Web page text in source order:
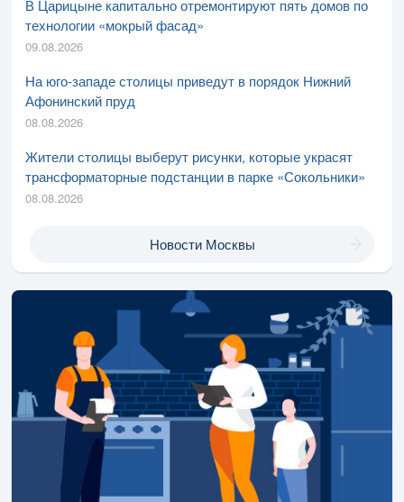
В Царицыне капитально отремонтируют пять домов по
технологии «мокрый фасад»
09.08.2026
На юго-западе столицы приведут в порядок Нижний
Афонинский пруд
08.08.2026
Жители столицы выберут рисунки, которые украсят
трансформаторные подстанции в парке «Сокольники»
08.08.2026
Новости Москвы